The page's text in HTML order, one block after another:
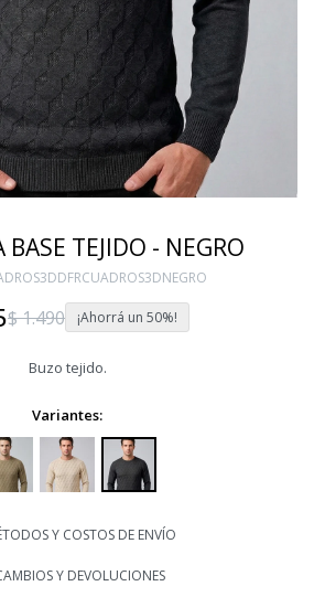
BASE TEJIDO - NEGRO
$1.490 50
Buzo tejido.
Variantes:
Y COSTOS DE ENVÍO
Y DEVOLUCIONES